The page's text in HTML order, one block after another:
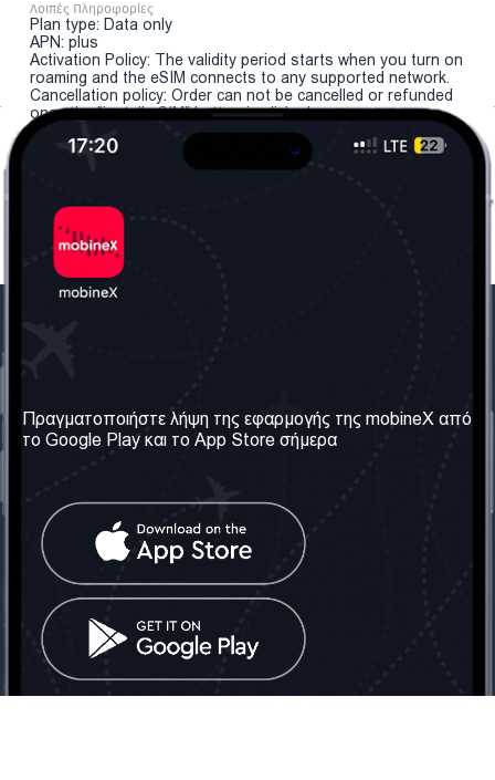
Λοιπές Πληροφορίες
Plan type: Data only
APN: plus
Activation Policy: The validity period starts when you turn on
roaming and the eSIM connects to any supported network.
Cancellation policy: Order can not be cancelled or refunded
once the "install eSIM" button is clicked.
Σχετικά με εμάς
Οι Υπηρεσίες μας
Όροι & Προϋποθέσεις
Πολιτική Απορρήτου
Επικοινωνήστε μαζί μας
Ηνωμένο Βασίλειο: Λονδίνο
Τηλ: +442030340050
info@mobinex.com
Επικοινωνήστε μαζί μας
Κοινωνικά Δίκτυα
Πραγματοποιήστε λήψη της εφαρμογής της mobineX από
το Google Play και το App Store σήμερα